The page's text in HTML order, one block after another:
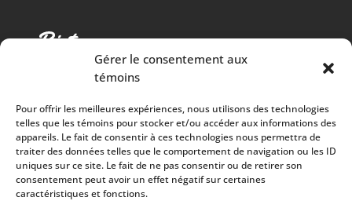
Gérer le consentement aux
témoins
Pour offrir les meilleures expériences, nous utilisons des technologies
telles que les témoins pour stocker et/ou accéder aux informations des
appareils. Le fait de consentir à ces technologies nous permettra de
traiter des données telles que le comportement de navigation ou les ID
uniques sur ce site. Le fait de ne pas consentir ou de retirer son
consentement peut avoir un effet négatif sur certaines
caractéristiques et fonctions.
Cuisine chaleureuse, spectacles de qualité et 100%
des surplus versés à la communauté